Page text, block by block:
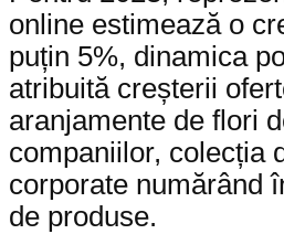
online estimează o
puțin 5%, dinamica
atribuită creșterii
aranjamente de flori
companiilor, colecția
corporate numărând
de produse.